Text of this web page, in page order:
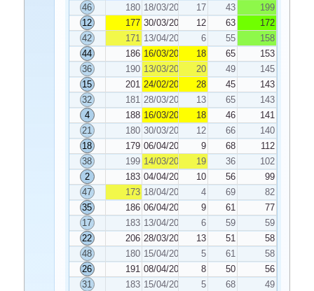
46
180 18/03/2020 17 43
199
12
177 30/03/2020 12 63
172
42
171 13/04/2020 6 55
158
44
186 16/03/2020 18 65
153
36
190 13/03/2020 20 49
145
15
201 24/02/2020 28 45
143
32
181 28/03/2020 13 65
143
4
188 16/03/2020 18 46
141
21
180 30/03/2020 12 66
140
18
179 06/04/2020 9 68
112
38
199 14/03/2020 19 36
102
2
183 04/04/2020 10 56
99
47
173 18/04/2020 4 69
82
35
186 06/04/2020 9 61
77
17
183 13/04/2020 6 59
59
22
206 28/03/2020 13 51
58
48
180 15/04/2020 5 61
58
26
191 08/04/2020 8 50
56
31
183 15/04/2020 5 68
49